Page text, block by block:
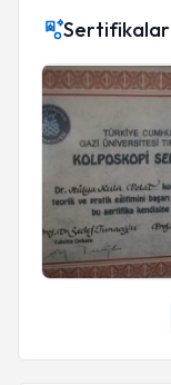
Sertifikalar